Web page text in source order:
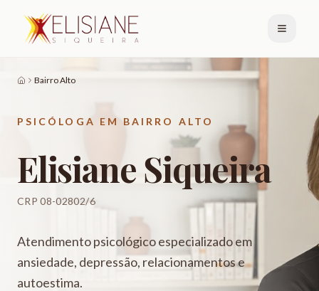
Bairro Alto
PSICÓLOGA EM BAIRRO ALTO
Elisiane Siqueira
CRP 08-02802/6
Atendimento psicológico especializado em
ansiedade, depressão, relacionamentos e
autoestima.